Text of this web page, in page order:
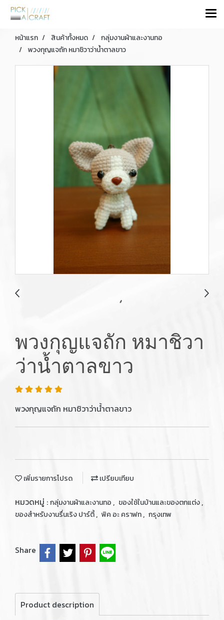
หน้าแรก สินค้าทั้งหมด
กลุ่มงานผ้าและงานทอ
พวงกุญแจถัก หมาชิวาว่าน้ำตาลขาว
พวงกุญแจถัก หมาชิวา
ว่าน้ำตาลขาว
พวงกุญแจถัก หมาชิวาว่าน้ำตาลขาว
เพิ่มรายการโปรด เปรียบเทียบ
หมวดหมู่ :กลุ่มงานผ้าและงานทอ , ของใช้ในบ้านและของตกแต่ง,
ของสำหรับงานรื่นเริง ปาร์ตี้, พิค อะ คราฟท, กรุงเทพ
Share
Product description